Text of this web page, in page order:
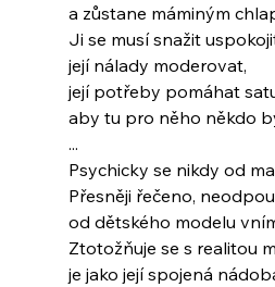
a zůstane máminým
Ji se musí snažit
její nálady moderovat,
její potřeby pomáhat
aby tu pro něho někdo
...
Psychicky se nikdy od
Přesněji řečeno,
od dětského modelu
Ztotožňuje se s realitou
je jako její spojená